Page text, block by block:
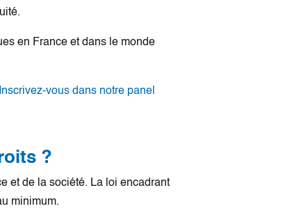
en France et dans le monde
Inscrivez-vous dans notre panel
?
et de la société. La loi encadrant
minimum.